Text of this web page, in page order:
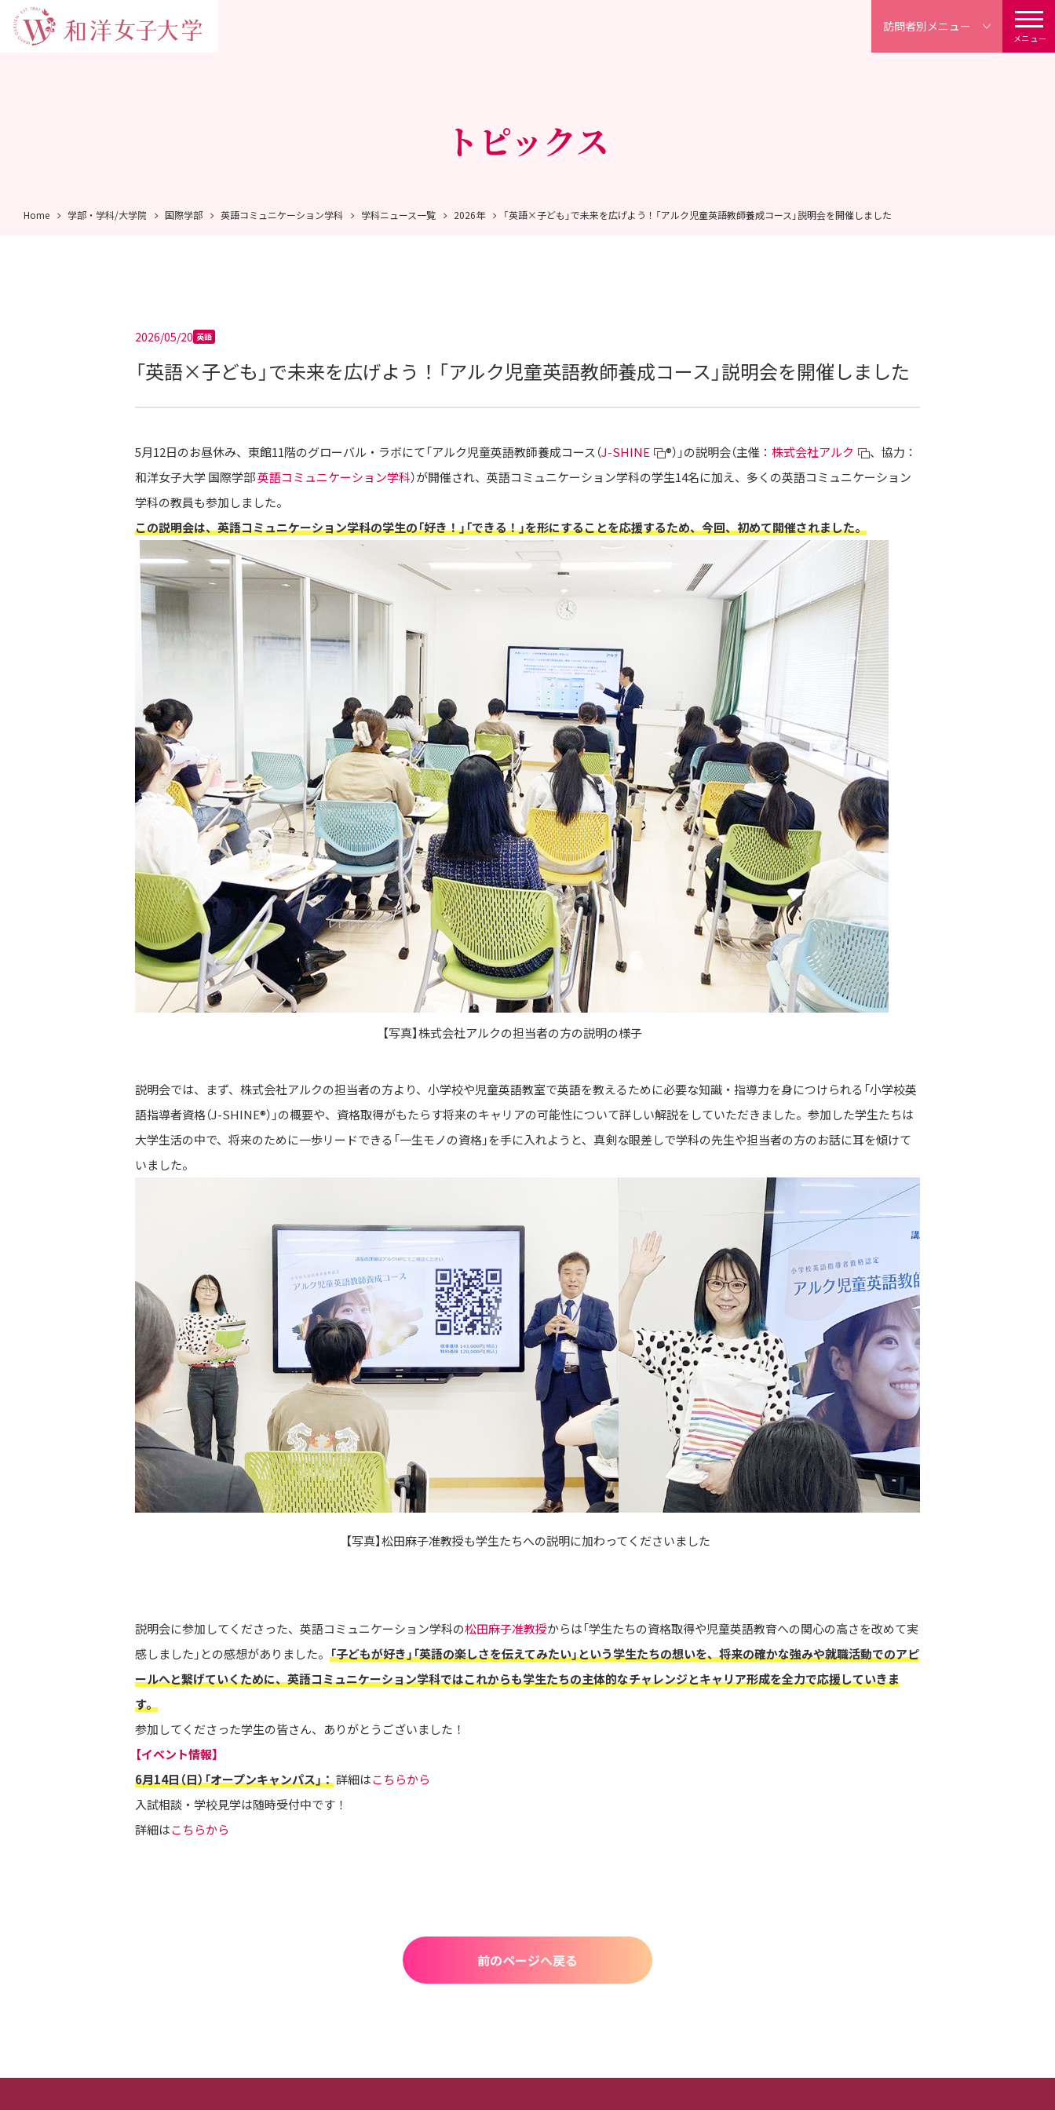
メニュー
訪問者別 メニュー
トピックス
Home 学部・学科/大学院 国際学部 英語コミュニケーション学科 学科ニュース一覧 2026年 「英語×子ども」で未来を広げよう！「アルク児童英語教師養成コース」説明会を開催しました
2026/05/20 英語
「英語×子ども」で未来を広げよう！「アルク児童英語教師養成コース」説明会を開催しました
5月12日のお昼休み、東館11階のグローバル・ラボにて「アルク児童英語教師養成コース（J-SHINE ®）」の説明会（主催： 株式会社アルク
、協力：
和洋女子大学 国際学部英語コミュニケーション学科）が開催され、英語コミュニケーション学科の学生14名に加え、多くの英語コミュニケーション
学科の教員も参加しました。
この説明会は、英語コミュニケーション学科の学生の「好き！」「できる！」を形にすることを応援するため、今回、初めて開催されました。
【写真】株式会社アルクの担当者の方の説明の様子
説明会では、まず、株式会社アルクの担当者の方より、小学校や児童英語教室で英語を教えるために必要な知識・指導力を身につけられる「小学校英
語指導者資格（J-SHINE®）」の概要や、資格取得がもたらす将来のキャリアの可能性について詳しい解説をしていただきました。参加した学生たちは
大学生活の中で、将来のために一歩リードできる「一生モノの資格」を手に入れようと、真剣な眼差しで学科の先生や担当者の方のお話に耳を傾けて
いました。
【写真】松田麻子准教授も学生たちへの説明に加わってくださいました
説明会に参加してくださった、英語コミュニケーション学科の松田麻子准教授からは「学生たちの資格取得や児童英語教育への関心の高さを改めて実
感しました」との感想がありました。 「子どもが好き」「英語の楽しさを伝えてみたい」という学生たちの想いを、将来の確かな強みや就職活動でのアピ
ールへと繋げていくために、英語コミュニケーション学科ではこれからも学生たちの主体的なチャレンジとキャリア形成を全力で応援していきま
す。
参加してくださった学生の皆さん、ありがとうございました！
【イベント情報】
6月14日（日）「オープンキャンパス」：詳細はこちらから
入試相談・学校見学は随時受付中です！
詳細はこちらから
前のページへ戻る